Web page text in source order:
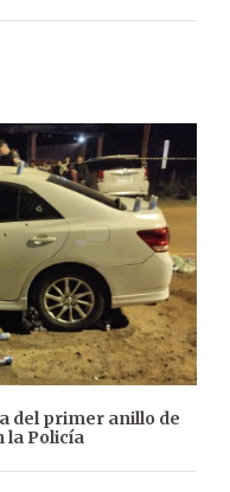
del primer anillo de
la Policía